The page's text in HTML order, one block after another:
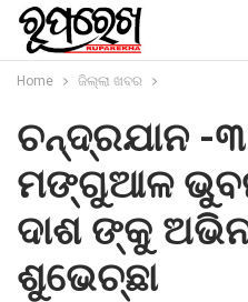
Home ଜିଲ୍ଲା ଖବର
ଚନ୍ଦ୍ରଯାନ -
ମଙ୍ଗୁଆଳ
ଦାଶ ଙ୍କୁ
ଶୁଭେଚ୍ଛା